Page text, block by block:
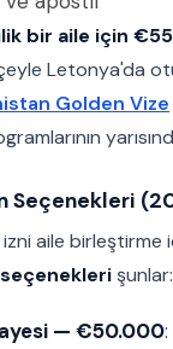
bir aile için
Letonya'da
Golden Vize
Seçenekleri
aile birleştirme
şunlar:
— €50.000